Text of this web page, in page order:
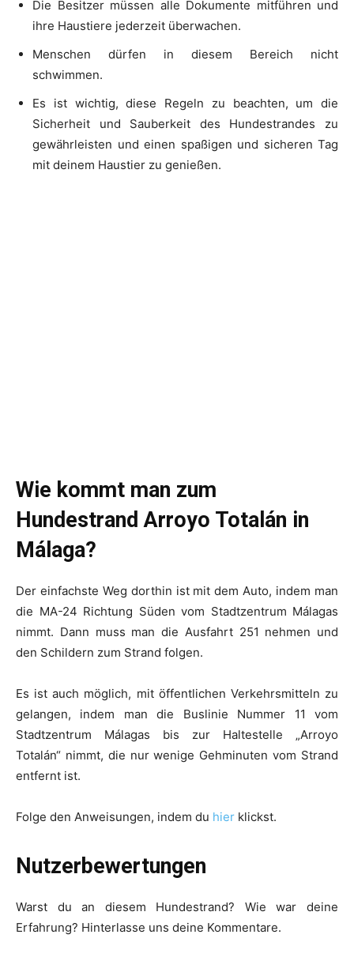
Die Besitzer müssen alle Dokumente mitführen und
ihre Haustiere jederzeit überwachen.
Menschen dürfen in diesem Bereich nicht
schwimmen.
Es ist wichtig, diese Regeln zu beachten, um die
Sicherheit und Sauberkeit des Hundestrandes zu
gewährleisten und einen spaßigen und sicheren Tag
mit deinem Haustier zu genießen.
Wie kommt man zum
Hundestrand Arroyo Totalán in
Málaga?
Der einfachste Weg dorthin ist mit dem Auto, indem man
die MA-24 Richtung Süden vom Stadtzentrum Málagas
nimmt. Dann muss man die Ausfahrt 251 nehmen und
den Schildern zum Strand folgen.
Es ist auch möglich, mit öffentlichen Verkehrsmitteln zu
gelangen, indem man die Buslinie Nummer 11 vom
Stadtzentrum Málagas bis zur Haltestelle „Arroyo
Totalán“ nimmt, die nur wenige Gehminuten vom Strand
entfernt ist.
Folge den Anweisungen, indem du hier klickst.
Nutzerbewertungen
Warst du an diesem Hundestrand? Wie war deine
Erfahrung? Hinterlasse uns deine Kommentare.